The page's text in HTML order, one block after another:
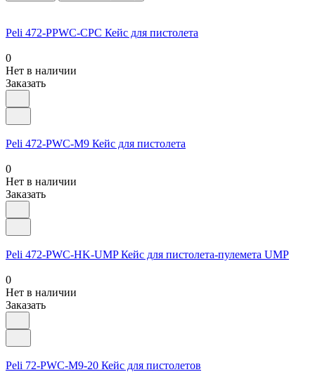
Peli 472-PPWC-CPC Кейс для пистолета
0
Нет в наличии
Заказать
Peli 472-PWC-M9 Кейс для пистолета
0
Нет в наличии
Заказать
Peli 472-PWC-HK-UMP Кейс для пистолета-пулемета UMP
0
Нет в наличии
Заказать
Peli 72-PWC-M9-20 Кейс для пистолетов